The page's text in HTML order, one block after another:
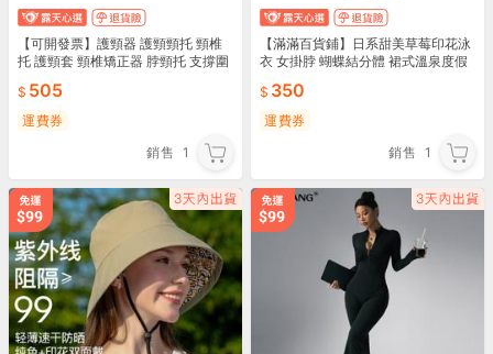
【可開發票】護頸器 護頸頸托 頸椎
托 護頸套 頸椎矯正器 脖頸托 支撐圍
子前傾頸椎牽
505
運費券
銷售 1
【滿滿百貨鋪】日系甜美草莓印花泳
衣 女掛脖 蝴蝶結分體 裙式溫泉度假
350
運費券
銷售 1